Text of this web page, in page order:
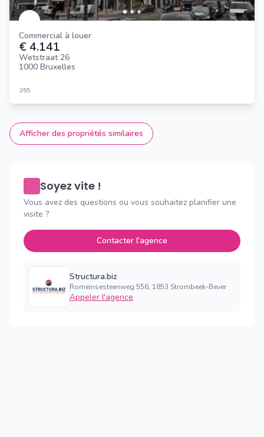
Commercial à louer
€ 4.141
Wetstraat 26
1000 Bruxelles
355
Afficher des propriétés similaires
Soyez vite !
Vous avez des questions ou vous souhaitez planifier une
visite ?
Contacter l'agence
Structura.biz
Romeinsesteenweg 556, 1853 Strombeek-Bever
Appeler l'agence